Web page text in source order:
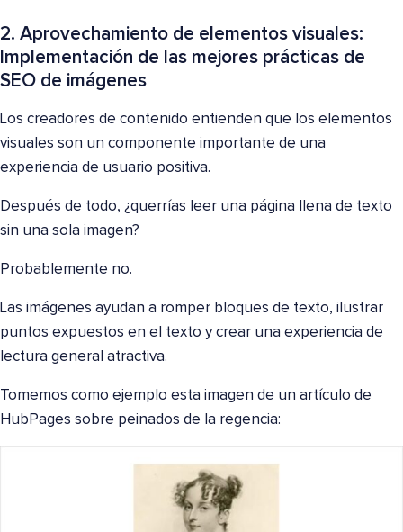
2. Aprovechamiento de elementos visuales:
Implementación de las mejores prácticas de
SEO de imágenes
Los creadores de contenido entienden que los elementos
visuales son un componente importante de una
experiencia de usuario positiva.
Después de todo, ¿querrías leer una página llena de texto
sin una sola imagen?
Probablemente no.
Las imágenes ayudan a romper bloques de texto, ilustrar
puntos expuestos en el texto y crear una experiencia de
lectura general atractiva.
Tomemos como ejemplo esta imagen de un artículo de
HubPages sobre peinados de la regencia: